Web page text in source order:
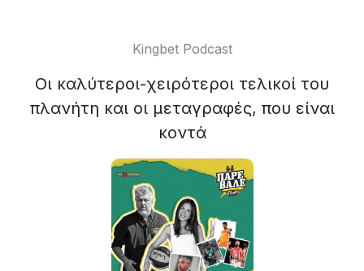
Kingbet Podcast
Οι καλύτεροι-χειρότεροι τελικοί του
πλανήτη και οι μεταγραφές, που είναι
κοντά